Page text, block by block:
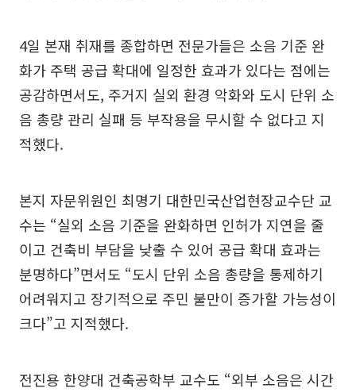
4일 본재 취재를 종합하면 전문가들은 소음 기준 완
화가 주택 공급 확대에 일정한 효과가 있다는 점에는
공감하면서도, 주거지 실외 환경 악화와 도시 단위 소
음 총량 관리 실패 등 부작용을 무시할 수 없다고 지
적했다.
본지 자문위원인 최명기 대한민국산업현장교수단 교
수는 “실외 소음 기준을 완화하면 인허가 지연을 줄
이고 건축비 부담을 낮출 수 있어 공급 확대 효과는
분명하다”면서도 “도시 단위 소음 총량을 통제하기
어려워지고 장기적으로 주민 불만이 증가할 가능성이
크다”고 지적했다.
전진용 한양대 건축공학부 교수도 “외부 소음은 시간